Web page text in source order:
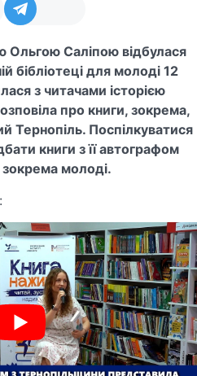
Ольгою Саліпою відбулася
бібліотеці для молоді 12
з читачами історією
про книги, зокрема,
Тернопіль. Поспілкуватися
книги з її автографом
молоді.